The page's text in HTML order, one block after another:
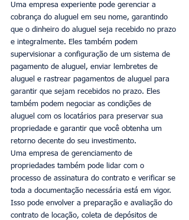
Uma empresa experiente pode gerenciar a
cobrança do aluguel em seu nome, garantindo
que o dinheiro do aluguel seja recebido no prazo
e integralmente. Eles também podem
supervisionar a configuração de um sistema de
pagamento de aluguel, enviar lembretes de
aluguel e rastrear pagamentos de aluguel para
garantir que sejam recebidos no prazo. Eles
também podem negociar as condições de
aluguel com os locatários para preservar sua
propriedade e garantir que você obtenha um
retorno decente do seu investimento.
Uma empresa de gerenciamento de
propriedades também pode lidar com o
processo de assinatura do contrato e verificar se
toda a documentação necessária está em vigor.
Isso pode envolver a preparação e avaliação do
contrato de locação, coleta de depósitos de